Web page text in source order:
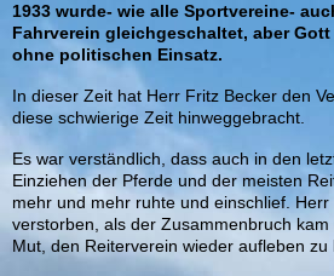
1933 wurde- wie alle Sportvereine-
Fahrverein gleichgeschaltet, aber
ohne politischen Einsatz.
In dieser Zeit hat Herr Fritz Becker den
diese schwierige Zeit hinweggebracht.
Es war verständlich, dass auch in den
Einziehen der Pferde und der meisten
mehr und mehr ruhte und einschlief.
verstorben, als der Zusammenbruch
Mut, den Reiterverein wieder aufleben zu